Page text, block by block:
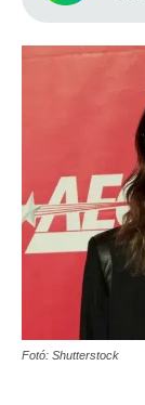
Fotó: Shutterstock